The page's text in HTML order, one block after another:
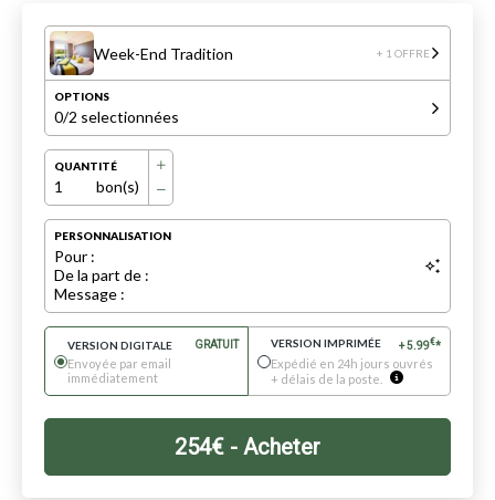
Week-End Tradition + 1 OFFRE
OPTIONS
0/2 selectionnées
QUANTITÉ
1 bon(s)
PERSONNALISATION
Pour :
De la part de :
Message :
VERSION DIGITALE GRATUIT
Envoyée par email
immédiatement
VERSION IMPRIMÉE +5.99€*
Expédié en 24h jours ouvrés
+ délais de la poste.
254€ - Acheter